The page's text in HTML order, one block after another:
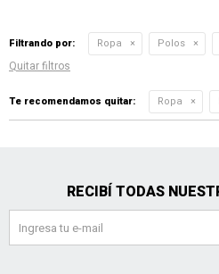
Filtrando por: Ropa Polos
Quitar filtros
Te recomendamos quitar: Ropa
RECIBÍ TODAS